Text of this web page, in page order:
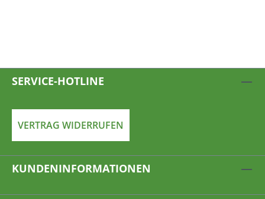
SERVICE-HOTLINE
VERTRAG WIDERRUFEN
KUNDENINFORMATIONEN